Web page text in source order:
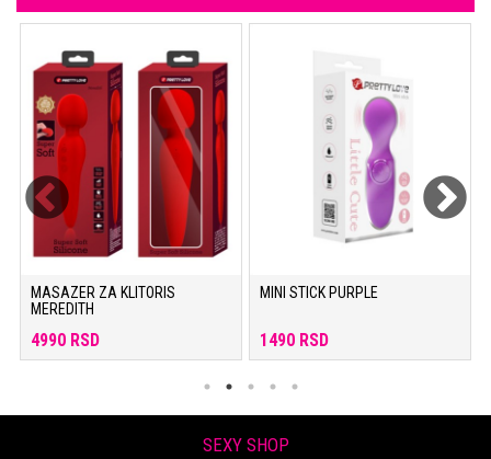
MASAZER ZA KLITORIS
MEREDITH
4990 RSD
MINI STICK PURPLE
1490 RSD
SEXY SHOP